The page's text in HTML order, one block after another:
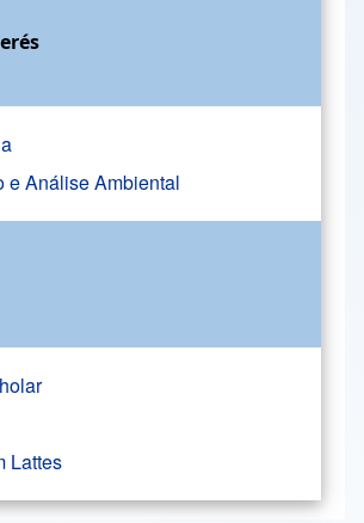
e Análise Ambiental
Lattes